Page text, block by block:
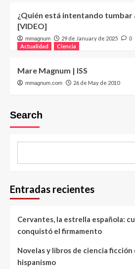
¿Quién está intentando tumbar
[VIDEO]
mmagnum 29 de January de 2025 0
Actualidad Ciencia
Mare Magnum | ISS
mmagnum.com 26 de May de 2010
Search
Entradas recientes
Cervantes, la estrella española:
conquistó el firmamento
Novelas y libros de ciencia
hispanismo